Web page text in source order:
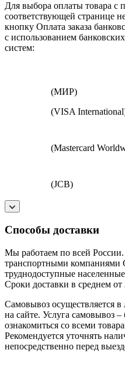
Для выбора оплаты товара с
соответствующей странице
кнопку Оплата заказа
с использованием
систем:
(МИР)
(VISA
(Mastercard
(JCB)
Способы доставки
Мы работаем по всей России.
транспортными
труднодоступные
Сроки доставки в среднем от
Самовывоз осуществляется в
на сайте. Услуга самовывоз
ознакомиться со всеми
Рекомендуется уточнять
непосредственно перед